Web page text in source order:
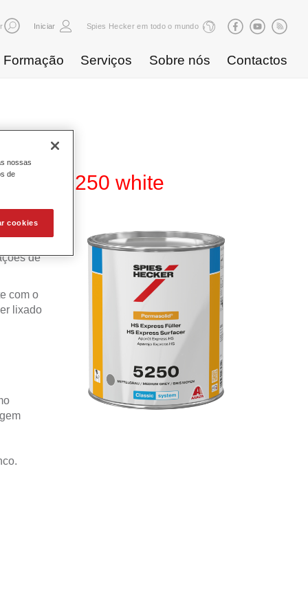
Iniciar Spies Hecker em todo o mundo
Formação Serviços Sobre nós Contactos
5250 white
de
com o
lixado
nossas
de
cookies